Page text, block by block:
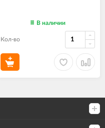
В наличии
Кол-во